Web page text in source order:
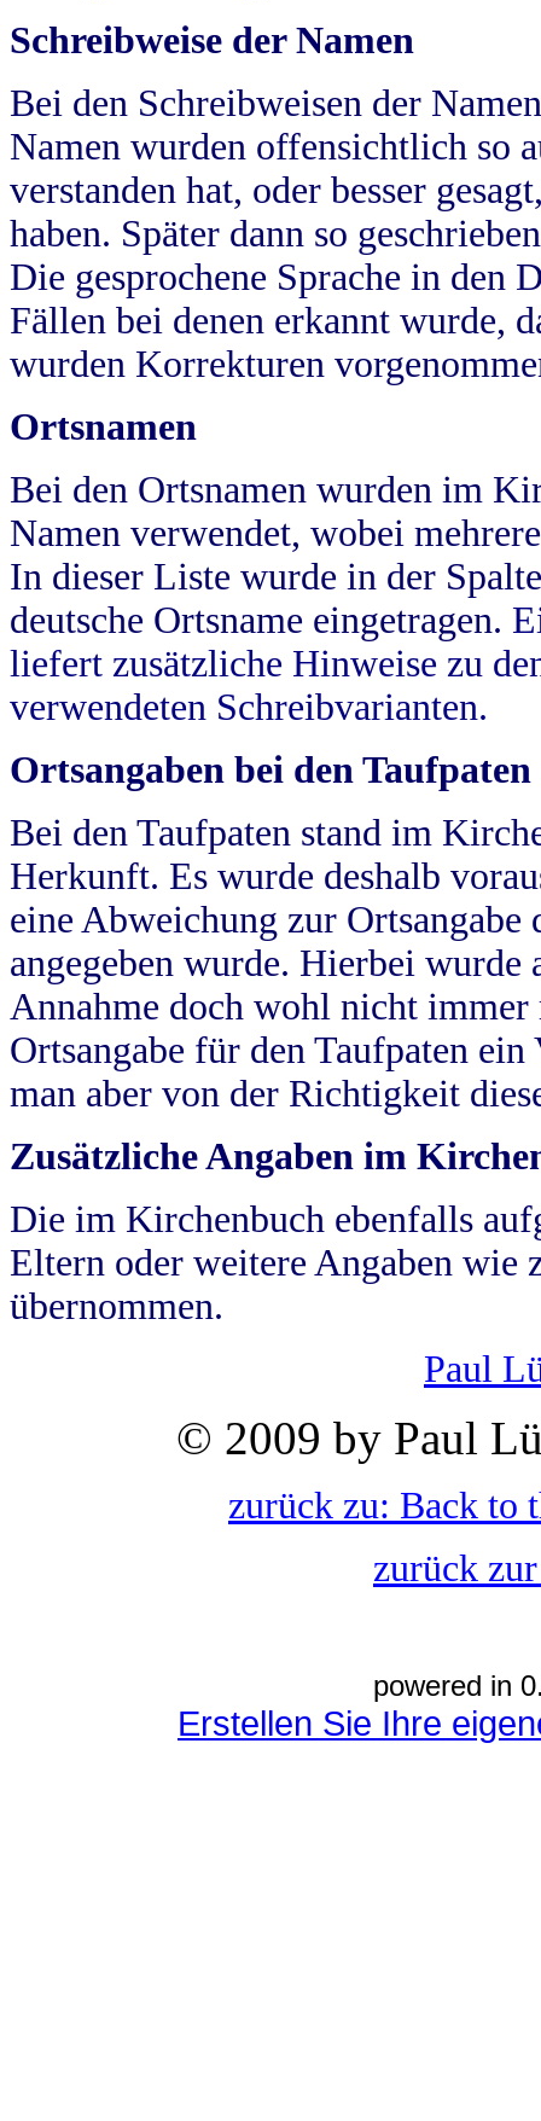
Schreibweise der Namen
Bei den Schreibweisen der
Namen wurden offensichtlich so
verstanden hat, oder besser
haben. Später dann so
Die gesprochene Sprache in
Fällen bei denen erkannt wurde,
wurden Korrekturen
Ortsnamen
Bei den Ortsnamen wurden im
Namen verwendet, wobei
In dieser Liste wurde in der
deutsche Ortsname eingetragen.
liefert zusätzliche Hinweise zu
verwendeten Schreibvarianten.
Ortsangaben bei den Taufpaten
Bei den Taufpaten stand im
Herkunft. Es wurde deshalb
eine Abweichung zur
angegeben wurde. Hierbei wurde
Annahme doch wohl nicht
Ortsangabe für den Taufpaten
man aber von der Richtigkeit
Zusätzliche Angaben im
Die im Kirchenbuch ebenfalls
Eltern oder weitere Angaben wie
übernommen.
Paul
© 2009 by Paul
zurück zu: Back to
zurück
powered in
Erstellen Sie Ihre